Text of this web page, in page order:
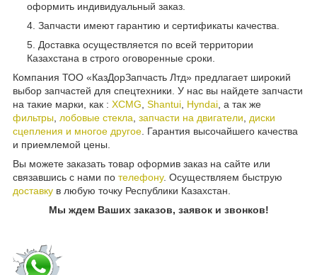
оформить индивидуальный заказ.
Запчасти имеют гарантию и сертификаты качества.
Доставка осуществляется по всей территории
Казахстана в строго оговоренные сроки.
Компания ТОО «КазДорЗапчасть Лтд» предлагает широкий
выбор запчастей для спецтехники. У нас вы найдете запчасти
на такие марки, как : XCMG, Shantui, Hyndai, а так же
фильтры, лобовые стекла, запчасти на двигатели, диски
сцепления и многое другое. Гарантия высочайшего качества
и приемлемой цены.
Вы можете заказать товар оформив заказ на сайте или
связавшись с нами по телефону. Осуществляем быструю
доставку в любую точку Республики Казахстан.
Мы ждем Ваших заказов, заявок и звонков!